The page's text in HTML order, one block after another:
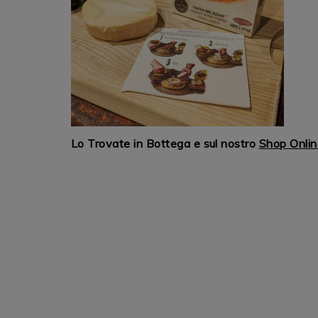
Lo Trovate in Bottega e sul nostro Shop